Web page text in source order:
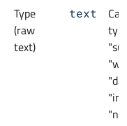
Type
(raw
text)
text